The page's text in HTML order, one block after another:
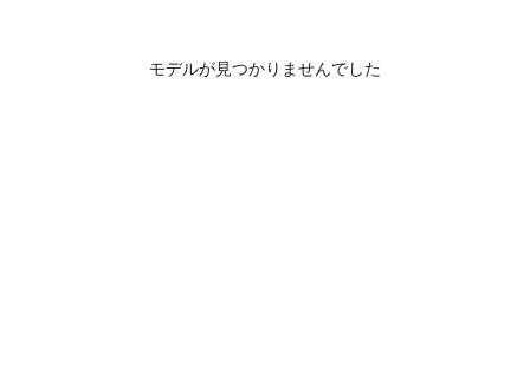
モデルが見つかりませんでした